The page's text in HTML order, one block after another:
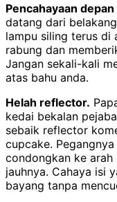
Pencahayaan
datang dari
lampu siling terus di
rabung dan
Jangan sekali-kali
atas bahu anda.
Helah reflector.
kedai bekalan
sebaik reflector
cupcake.
condongkan ke
jauhnya. Cahaya isi
bayang tanpa